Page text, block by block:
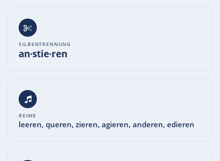
SILBENTRENNUNG
an·stie·ren
REIME
leeren, queren, zieren, agieren, anderen, edieren